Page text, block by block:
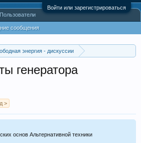
Войти или зарегистрироваться
энергия - дискуссии
генератора
>
основ Альтернативной техники
сообщения
Пользователи